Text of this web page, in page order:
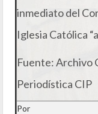
inmediato del
Iglesia Católica
Fuente: Archivo
Periodística CIP
Por